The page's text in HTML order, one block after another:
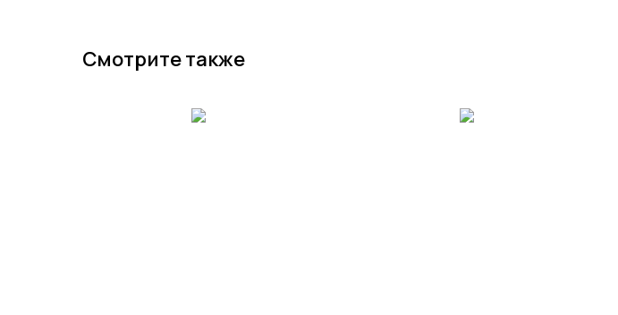
Смотрите также